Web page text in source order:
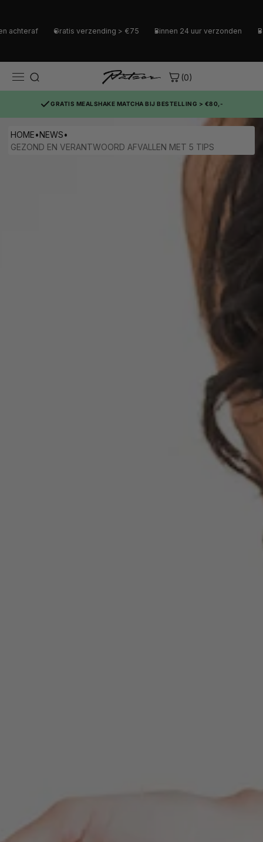
Gratis verzending > €75 Binnen 24 uur verzonden Betaal
(0)
GRATIS MEALSHAKE MATCHA BIJ BESTELLING > €80,-
HOME•NEWS•
GEZOND EN VERANTWOORD AFVALLEN MET 5 TIPS